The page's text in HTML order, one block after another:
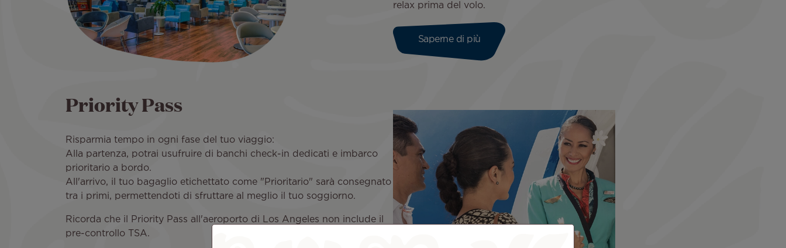
relax prima del volo.
Saperne di più
Priority Pass
Risparmia tempo in ogni fase del tuo viaggio:
Alla partenza, potrai usufruire di banchi check-in dedicati e imbarco
prioritario a bordo.
All'arrivo, il tuo bagaglio etichettato come "Prioritario" sarà consegnato
tra i primi, permettendoti di sfruttare al meglio il tuo soggiorno.
Ricorda che il Priority Pass all'aeroporto di Los Angeles non include il
pre-controllo TSA.